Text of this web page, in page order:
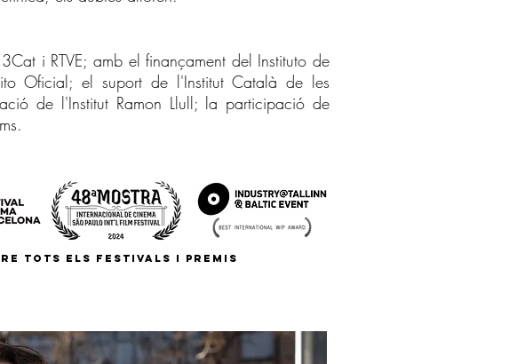
i RTVE; amb el finançament del Instituto de
Oficial; el suport de l'Institut Català de les
de l'Institut Ramon Llull; la participació de
TOTS ELS FESTIVALS I PREMIS